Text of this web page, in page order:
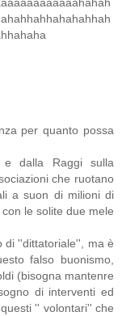
per quanto possa
e dalla Raggi sulla
che ruotano
a suon di milioni di
le solite due mele
di ''dittatoriale'', ma è
falso buonismo,
(bisogna mantenre
di interventi ed
'' volontari'' che